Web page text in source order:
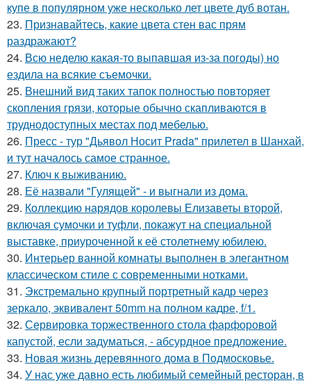
купе в популярном уже несколько лет цвете дуб вотан.
23. Признавайтесь, какие цвета стен вас прям
раздражают?
24. Всю неделю какая-то выпавшая из-за погоды) но
ездила на всякие съемочки.
25. Внешний вид таких тапок полностью повторяет
скопления грязи, которые обычно скапливаются в
труднодоступных местах под мебелью.
26. Пресс - тур "Дьявол Носит Prada" прилетел в Шанхай,
и тут началось самое странное.
27. Ключ к выживанию.
28. Её назвали "Гулящей" - и выгнали из дома.
29. Коллекцию нарядов королевы Елизаветы второй,
включая сумочки и туфли, покажут на специальной
выставке, приуроченной к её столетнему юбилею.
30. Интерьер ванной комнаты выполнен в элегантном
классическом стиле с современными нотками.
31. Экстремально крупный портретный кадр через
зеркало, эквивалент 50mm на полном кадре, f/1.
32. Сервировка торжественного стола фарфоровой
капустой, если задуматься, - абсурдное предложение.
33. Новая жизнь деревянного дома в Подмосковье.
34. У нас уже давно есть любимый семейный ресторан, в